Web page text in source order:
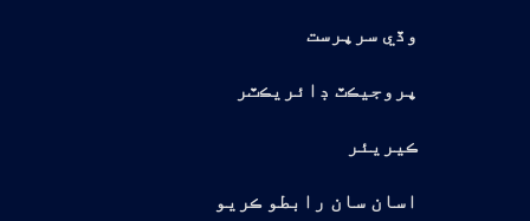
وڏي سرپرست
پروجيڪٽ ڊائريڪٽر
ڪيريئر
اسان سان رابطو ڪريو